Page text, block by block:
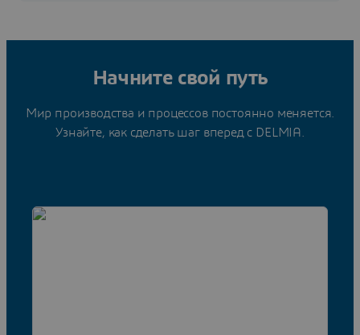
Начните свой путь
Мир производства и процессов постоянно меняется.
Узнайте, как сделать шаг вперед с DELMIA.